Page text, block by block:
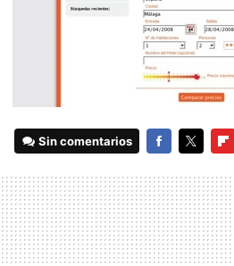
Sin comentarios